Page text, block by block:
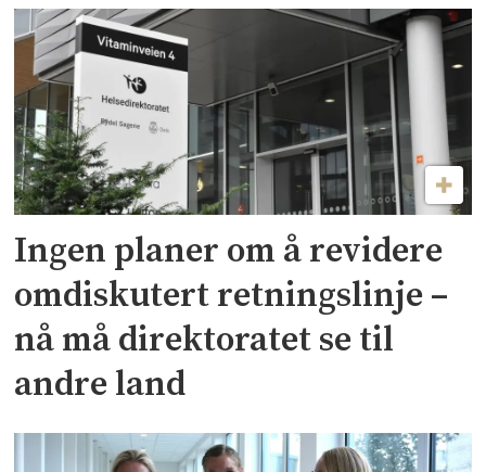
Ingen planer om å revidere
omdiskutert retningslinje –
nå må direktoratet se til
andre land